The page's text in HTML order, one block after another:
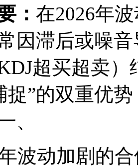
： 在2026年
因滞后或噪
超买超卖
捉”的双重优
、
波动加剧的